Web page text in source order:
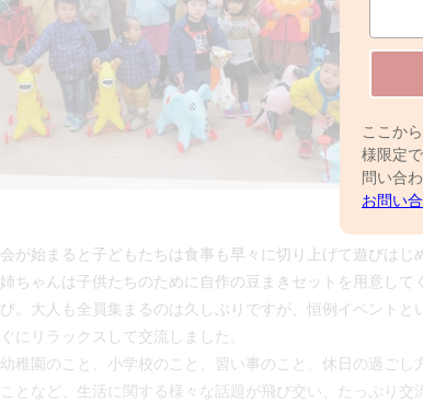
ここか
様限定
問い合
お問い
会が始まると子どもたちは食事も早々に切り上げて遊びはじ
姉ちゃんは子供たちのために自作の豆まきセットを用意して
び。大人も全員集まるのは久しぶりですが、恒例イベントと
ぐにリラックスして交流しました。
幼稚園のこと、小学校のこと、習い事のこと、休日の過ごし
ことなど、生活に関する様々な話題が飛び交い、たっぷり交